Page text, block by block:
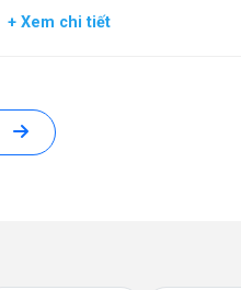
TỐI ƯU HÓA TỶ LỆ THÀNH
+ Xem chi tiết